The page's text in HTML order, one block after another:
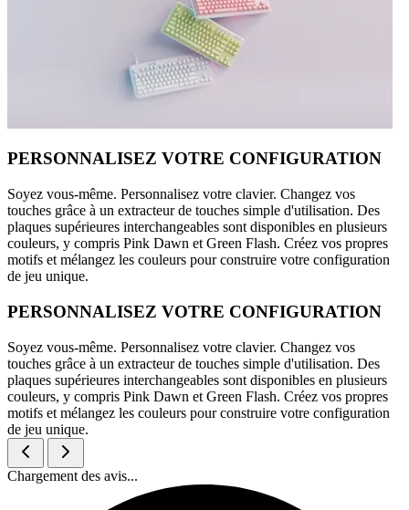
PERSONNALISEZ VOTRE CONFIGURATION
Soyez vous-même. Personnalisez votre clavier. Changez vos
touches grâce à un extracteur de touches simple d'utilisation. Des
plaques supérieures interchangeables sont disponibles en plusieurs
couleurs, y compris Pink Dawn et Green Flash. Créez vos propres
motifs et mélangez les couleurs pour construire votre configuration
de jeu unique.
PERSONNALISEZ VOTRE CONFIGURATION
Soyez vous-même. Personnalisez votre clavier. Changez vos
touches grâce à un extracteur de touches simple d'utilisation. Des
plaques supérieures interchangeables sont disponibles en plusieurs
couleurs, y compris Pink Dawn et Green Flash. Créez vos propres
motifs et mélangez les couleurs pour construire votre configuration
de jeu unique.
Chargement des avis...